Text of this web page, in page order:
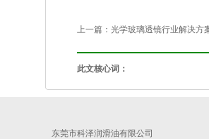
上一篇： 光学玻璃透镜行业解决方
此文核心词：
东莞市科泽润滑油有限公司